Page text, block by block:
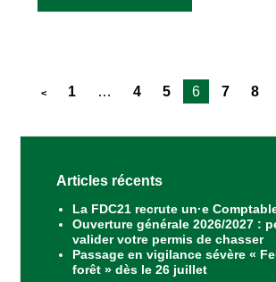
< 1 … 4 5 6 7 8
Articles récents
La FDC21 recrute un·e
Ouverture générale 2026/2027 :
valider votre permis de chasser
Passage en vigilance sévère «
forêt » dès le 26 juillet